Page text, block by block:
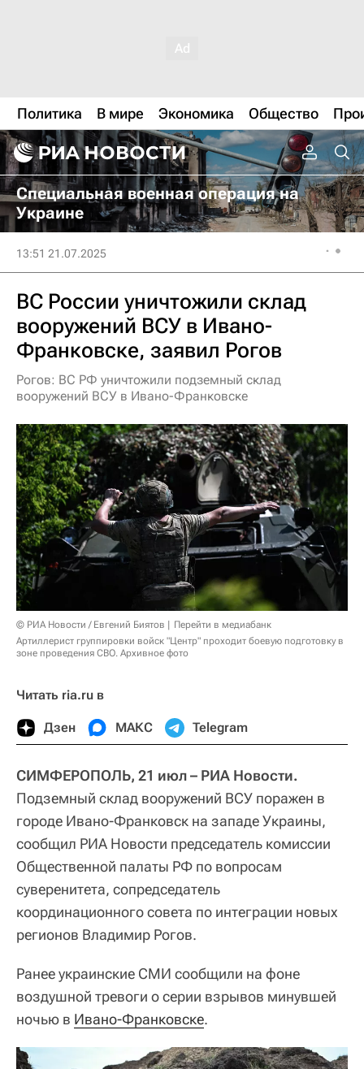
Политика В мире Экономика Общество
Специальная военная операция на
Украине
13:51 21.07.2025
ВС России уничтожили склад
вооружений ВСУ в Ивано-
Франковске, заявил Рогов
Рогов: ВС РФ уничтожили подземный склад
вооружений ВСУ в Ивано-Франковске
© РИА Новости / Евгений Биятов
Перейти в медиабанк
Артиллерист группировки войск "Центр" проходит боевую подготовку в
зоне проведения СВО. Архивное фото
Читать ria.ru в
Дзен МАКС Telegram
СИМФЕРОПОЛЬ, 21 июл – РИА Новости.
Подземный склад вооружений ВСУ поражен в
городе Ивано-Франковск на западе Украины,
сообщил РИА Новости председатель комиссии
Общественной палаты РФ по вопросам
суверенитета, сопредседатель
координационного совета по интеграции новых
регионов Владимир Рогов.
Ранее украинские СМИ сообщили на фоне
воздушной тревоги о серии взрывов минувшей
ночью в Ивано-Франковске.